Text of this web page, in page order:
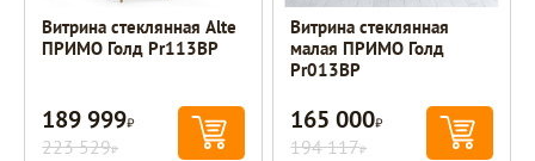
Витрина стеклянная Alte
ПРИМО Голд Pr113BP
189 999Р
223 529Р
Витрина стеклянная
малая ПРИМО Голд
Pr013BP
165 000Р
194 117Р